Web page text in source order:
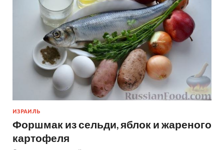
ИЗРАИЛЬ
Форшмак из сельди, яблок и жареного
картофеля